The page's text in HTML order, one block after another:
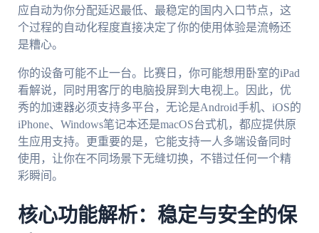
应自动为你分配延迟最低、最稳定的国内入口节点，这
个过程的自动化程度直接决定了你的使用体验是流畅还
是糟心。
你的设备可能不止一台。比赛日，你可能想用卧室的iPad
看解说，同时用客厅的电脑投屏到大电视上。因此，优
秀的加速器必须支持多平台，无论是Android手机、iOS的
iPhone、Windows笔记本还是macOS台式机，都应提供原
生应用支持。更重要的是，它能支持一人多端设备同时
使用，让你在不同场景下无缝切换，不错过任何一个精
彩瞬间。
核心功能解析：稳定与安全的保